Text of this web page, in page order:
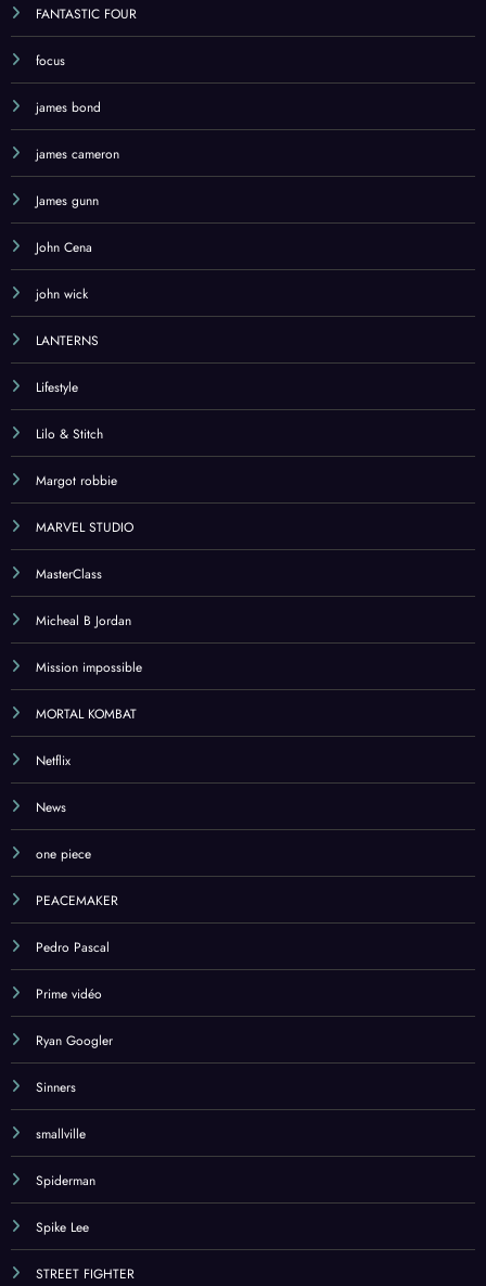
FANTASTIC FOUR
focus
james bond
james cameron
James gunn
John Cena
john wick
LANTERNS
Lifestyle
Lilo & Stitch
Margot robbie
MARVEL STUDIO
MasterClass
Micheal B Jordan
Mission impossible
MORTAL KOMBAT
Netflix
News
one piece
PEACEMAKER
Pedro Pascal
Prime vidéo
Ryan Googler
Sinners
smallville
Spiderman
Spike Lee
STREET FIGHTER